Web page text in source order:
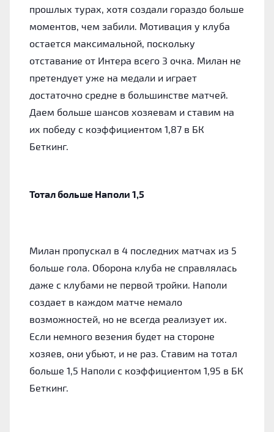
прошлых турах, хотя создали гораздо больше
моментов, чем забили. Мотивация у клуба
остается максимальной, поскольку
отставание от Интера всего 3 очка. Милан не
претендует уже на медали и играет
достаточно средне в большинстве матчей.
Даем больше шансов хозяевам и ставим на
их победу с коэффициентом 1,87 в БК
Беткинг.
Тотал больше Наполи 1,5
Милан пропускал в 4 последних матчах из 5
больше гола. Оборона клуба не справлялась
даже с клубами не первой тройки. Наполи
создает в каждом матче немало
возможностей, но не всегда реализует их.
Если немного везения будет на стороне
хозяев, они убьют, и не раз. Ставим на тотал
больше 1,5 Наполи с коэффициентом 1,95 в БК
Беткинг.